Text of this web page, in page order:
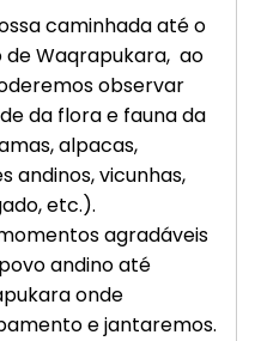
caminhada até o
Waqrapukara, ao
observar
da flora e fauna da
alpacas,
andinos, vicunhas,
etc.).
agradáveis
andino até
onde
e jantaremos.